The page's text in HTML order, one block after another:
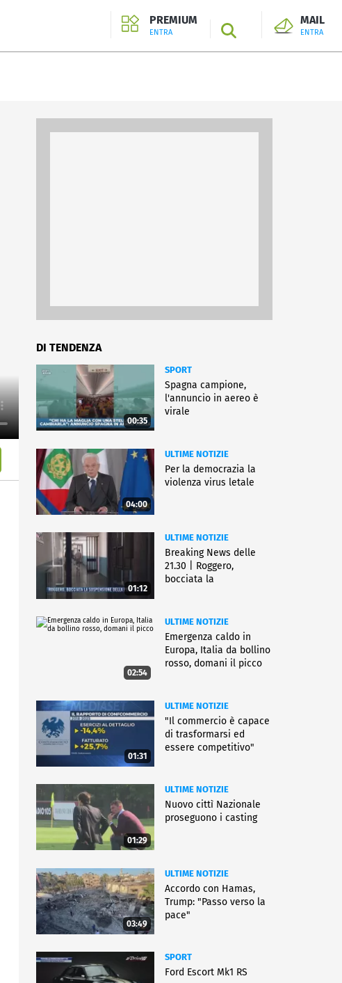
PREMIUM
ENTRA SEARCH
MAIL
ENTRA
DI TENDENZA
00:35
SPORT
Spagna campione,
l'annuncio in aereo è
virale
04:00
ULTIME NOTIZIE
Per la democrazia la
violenza virus letale
01:12
ULTIME NOTIZIE
Breaking News delle
21.30 | Roggero,
bocciata la
02:54
ULTIME NOTIZIE
Emergenza caldo in
Europa, Italia da bollino
rosso, domani il picco
01:31
ULTIME NOTIZIE
"Il commercio è capace
di trasformarsi ed
essere competitivo"
01:29
ULTIME NOTIZIE
Nuovo cittì Nazionale
proseguono i casting
03:49
ULTIME NOTIZIE
Accordo con Hamas,
Trump: "Passo verso la
pace"
SPORT
Ford Escort Mk1 RS